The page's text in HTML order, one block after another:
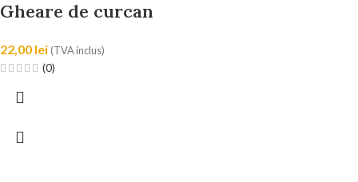
Gheare de curcan
22,00 lei (TVA inclus)
(0)